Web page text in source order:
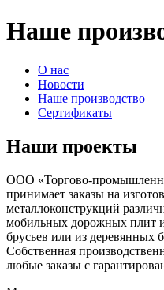
Наше
О нас
Новости
Наше производство
Сертификаты
Наши проекты
ООО «Торгово-
принимает заказы на
металлоконструкций
мобильных дорожных плит
брусьев или из деревянных
Собственная
любые заказы с